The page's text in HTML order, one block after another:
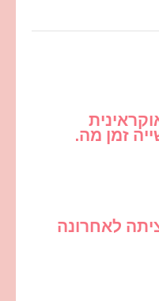
זמן מה.
לאחרונה